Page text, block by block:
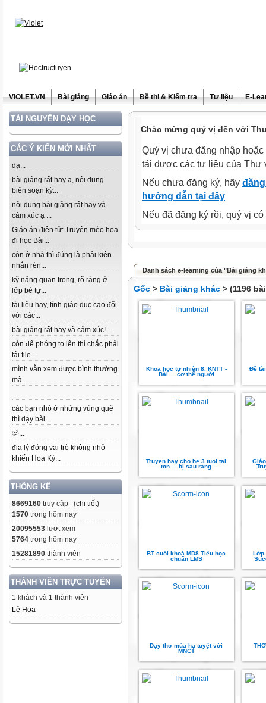
ViOLET.VN Bài giảng Giáo án Đề thi & Kiểm tra Tư liệu E-
TÀI NGUYÊN DẠY HỌC
CÁC Ý KIẾN MỚI NHẤT
dạ...
bài giảng rất hay ạ, nội dung
biên soạn kỳ...
nội dung bài giảng rất hay và
cảm xúc ạ ...
Giáo án điện tử: Truyện mèo hoa
đi học Bài...
còn ở nhà thì đúng là phải kiên
nhẫn rèn...
kỹ năng quan trọng, rõ ràng ở
lớp bé tự...
tài liệu hay, tính giáo dục cao đối
với các...
bài giảng rất hay và cảm xúc!...
còn để phóng to lên thì chắc phải
tải file...
mình vẫn xem được bình thường
mà...
...
các bạn nhỏ ở những vùng quê
thì dạy bài...
🫥...
địa lý đóng vai trò không nhỏ
khiến Hoa Kỳ...
THỐNG KÊ
8669160 truy cập (chi tiết)
1570 trong hôm nay
20095553 lượt xem
5764 trong hôm nay
15281890 thành viên
THÀNH VIÊN TRỰC TUYẾN
1 khách và 1 thành viên
Lê Hoa
Chào mừng quý vị đến với
Quý vị chưa đăng nhập
tải được các tư liệu của Thư
Nếu chưa đăng ký, hãy
hướng dẫn tại đây
Nếu đã đăng ký rồi, quý vị
Danh sách e-learning của "Bài giảng
Gốc > Bài giảng khác > (1196
Khoa học tự nhiên 8. KNTT -
Bài ... cơ thể người
Đề
Truyen hay cho be 3 tuoi tai
mn ... bị sau rang
BT cuối khoá MD8 Tiểu học
chuẩn LMS
Lớp
Dạy thơ mùa hạ tuyệt vời
MNCT